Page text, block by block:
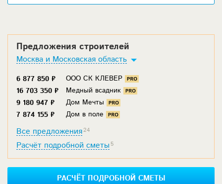
Предложения строителей
Москва и Московская область
6 877 850 ₽
ООО СК КЛЕВЕР
16 703 350 ₽
Медный всадник
9 180 947 ₽
Дом Мечты
7 874 155 ₽
Дом в поле
Все предложения24
Расчёт подробной сметы 5
РАСЧЁТ ПОДРОБНОЙ СМЕТЫ